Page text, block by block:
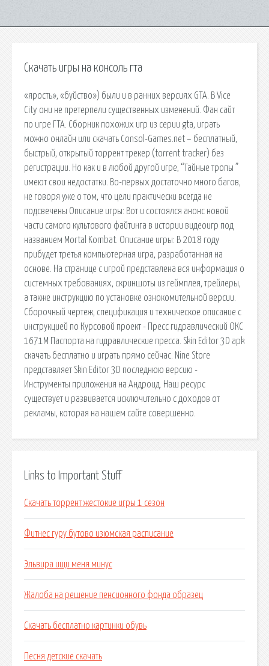
Скачать игры на консоль гта
«ярость», «буйство») были и в ранних версиях GTA. В Vice
City они не претерпели существенных изменений. Фан сайт
по игре ГТА. Сборник похожих игр из серии gta, играть
можно онлайн или скачать Consol-Games.net – бесплатный,
быстрый, открытый торрент трекер (torrent tracker) без
регистрации. Но как и в любой другой игре, “Тайные тропы ”
имеют свои недостатки. Во-первых достаточно много багов,
не говоря уже о том, что цели практически всегда не
подсвечены Описание игры: Вот и состоялся анонс новой
части самого культового файтинга в истории видеоигр под
названием Mortal Kombat. Описание игры: В 2018 году
прибудет третья компьютерная игра, разработанная на
основе. На странице с игрой представлена вся информация о
системных требованиях, скриншоты из геймплея, трейлеры,
а также инструкцию по установке ознокомительной версии.
Сборочный чертеж, спецификация и техническое описание с
инструкцией по Курсовой проект - Пресс гидравлический ОКС
1671М Паспорта на гидравлические пресса. Skin Editor 3D apk
скачать бесплатно и играть прямо сейчас. Nine Store
представляет Skin Editor 3D последнюю версию -
Инструменты приложения на Андроид. Наш ресурс
существует и развивается исключительно с доходов от
рекламы, которая на нашем сайте совершенно.
Links to Important Stuff
Скачать торрент жестокие игры 1 сезон
Фитнес гуру бутово изюмская расписание
Эльвира ищи меня минус
Жалоба на решение пенсионного фонда образец
Скачать бесплатно картинки обувь
Песня детские скачать